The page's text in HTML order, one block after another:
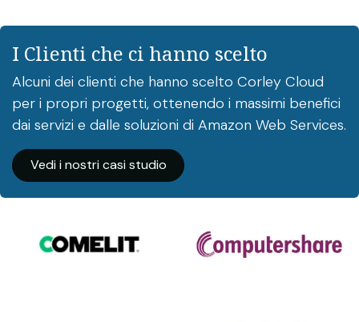
I Clienti che ci hanno scelto
Alcuni dei clienti che hanno scelto Corley Cloud
per i propri progetti, ottenendo i massimi benefici
dai servizi e dalle soluzioni di Amazon Web Services.
Vedi i nostri casi studio